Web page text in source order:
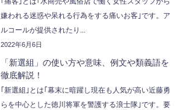
嫌われる迷惑や呆れる行為をする痛いお客｣です。ア
ルコールが提供されたり...
2022年6月6日
「新選組」の使い方や意味、例文や類義語を
徹底解説！
｢新選組｣とは｢幕末に暗躍し現在も人気が高い近藤勇
らを中心とした徳川将軍を警護する浪士隊｣です。要